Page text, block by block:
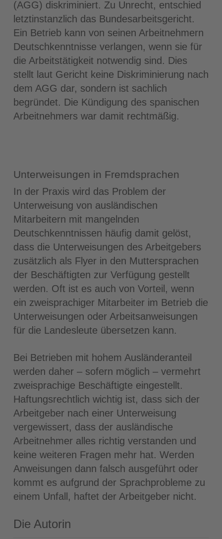
(AGG) diskriminiert. Zu Unrecht, entschied
letztinstanzlich das Bundesarbeitsgericht.
Ein Betrieb kann von seinen Arbeitnehmern
Deutschkenntnisse verlangen, wenn sie für
die Arbeitstätigkeit notwendig sind. Dies
stellt laut Gericht keine Diskriminierung nach
dem AGG dar, sondern ist sachlich
begründet. Die Kündigung des spanischen
Arbeitnehmers war damit rechtmäßig.
Unterweisungen in Fremdsprachen
In der Praxis wird das Problem der
Unterweisung von ausländischen
Mitarbeitern mit mangelnden
Deutschkenntnissen häufig damit gelöst,
dass die Unterweisungen des Arbeitgebers
zusätzlich als Flyer in den Muttersprachen
der Beschäftigten zur Verfügung gestellt
werden. Oft ist es auch von Vorteil, wenn
ein zweisprachiger Mitarbeiter im Betrieb die
Unterweisungen oder Arbeitsanweisungen
für die Landesleute übersetzen kann.
Bei Betrieben mit hohem Ausländeranteil
werden daher – sofern möglich – vermehrt
zweisprachige Beschäftigte eingestellt.
Haftungsrechtlich wichtig ist, dass sich der
Arbeitgeber nach einer Unterweisung
vergewissert, dass der ausländische
Arbeitnehmer alles richtig verstanden und
keine weiteren Fragen mehr hat. Werden
Anweisungen dann falsch ausgeführt oder
kommt es aufgrund der Sprachprobleme zu
einem Unfall, haftet der Arbeitgeber nicht.
Die Autorin